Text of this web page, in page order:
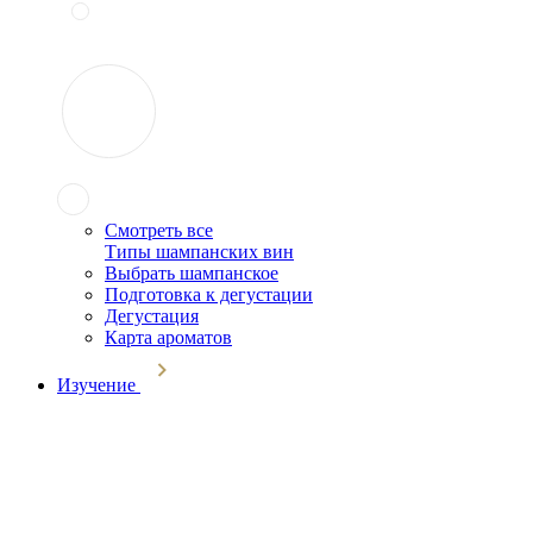
Смотреть все
Типы шампанских вин
Выбрать шампанское
Подготовка к дегустации
Дегустация
Карта ароматов
Изучение